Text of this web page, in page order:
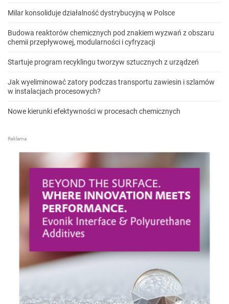
Milar konsoliduje działalność dystrybucyjną w Polsce
Budowa reaktorów chemicznych pod znakiem wyzwań z obszaru
chemii przepływowej, modularności i cyfryzacji
Startuje program recyklingu tworzyw sztucznych z urządzeń
Jak wyeliminować zatory podczas transportu zawiesin i szlamów
w instalacjach procesowych?
Nowe kierunki efektywności w procesach chemicznych